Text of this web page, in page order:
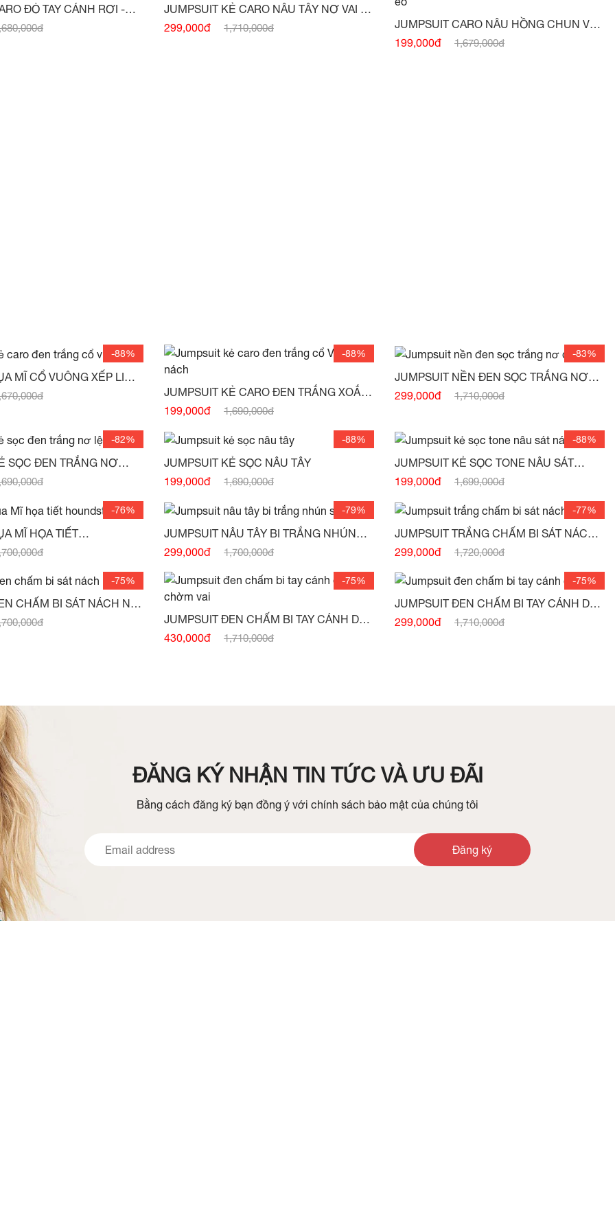
JUMPSUIT CARO ĐỎ TAY CÁNH RƠI -
JUMPSUIT KẺ CARO NÂU TÂY NƠ VAI -
(HẾT HÀNG)
299,000đ 1,710,000đ
JUMPSUIT CARO NÂU HỒNG CHUN VAI
ĐAI NƠ EO -(HẾT HÀNG)
199,000đ 1,679,000đ
-88%
MĨ CỔ VUÔNG XẾP LI
-88%
JUMPSUIT KẺ CARO ĐEN TRẮNG XOẮN
NGỰC -(HẾT HÀNG)
199,000đ 1,690,000đ
-83%
JUMPSUIT NỀN ĐEN SỌC TRẮNG NƠ
CỔ -(HẾT HÀNG)
299,000đ 1,710,000đ
-82%
SỌC ĐEN TRẮNG NƠ
HÀNG)
-88%
JUMPSUIT KẺ SỌC NÂU TÂY
199,000đ
1,690,000đ
-88%
JUMPSUIT KẺ SỌC TONE NÂU SÁT
NÁCH -(HẾT HÀNG)
199,000đ 1,699,000đ
-76%
MĨ HỌA TIẾT
HOUNDSTOOTH -(HẾT HÀNG)
-79%
JUMPSUIT NÂU TÂY BI TRẮNG NHÚN
SƯỜN -(HẾT HÀNG)
299,000đ 1,700,000đ
-77%
JUMPSUIT TRẮNG CHẤM BI SÁT NÁCH
NƠ TAY -(HẾT HÀNG)
299,000đ 1,720,000đ
-75%
CHẤM BI SÁT NÁCH NƠ
-75%
JUMPSUIT ĐEN CHẤM BI TAY CÁNH DƠI
CHỜM VAI -(HẾT HÀNG)
430,000đ 1,710,000đ
-75%
JUMPSUIT ĐEN CHẤM BI TAY CÁNH DƠI
CỔ V -(HẾT HÀNG)
299,000đ 1,710,000đ
ĐĂNG KÝ NHẬN TIN TỨC VÀ ƯU ĐÃI
Bằng cách đăng ký bạn đồng ý với chính sách bảo mật của chúng tôi
Đăng ký